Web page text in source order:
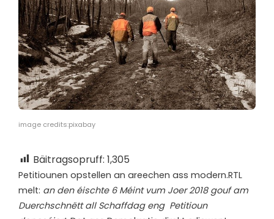
image credits:pixabay
Bäitragsopruff: 1,305
Petitiounen opstellen an areechen ass modern.RTL
melt: an den éischte 6 Méint vum Joer 2018 gouf am
Duerchschnëtt all Schaffdag eng Petitioun